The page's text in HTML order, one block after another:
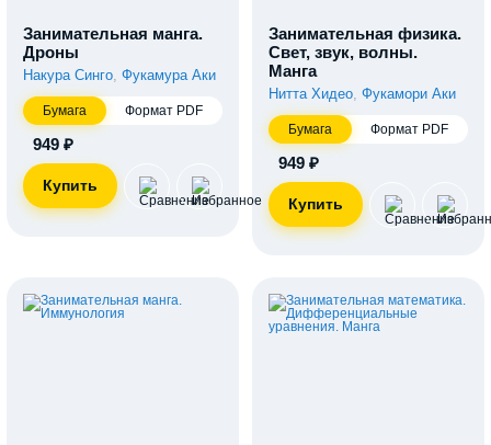
Занимательная манга.
Дроны
Накура Синго Фукамура Аки
Бумага Формат PDF
949 ₽
Занимательная физика.
Свет, звук, волны.
Манга
Нитта Хидео Фукамори Аки
Бумага Формат PDF
949 ₽